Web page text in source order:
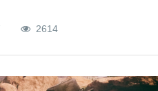
2614